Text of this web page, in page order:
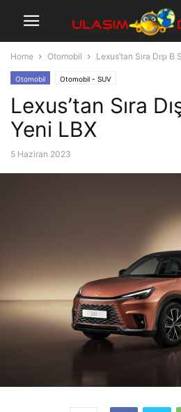
Home Otomobil Lexus’tan Sıra Dışı B
Otomobil Otomobil - SUV
Lexus’tan Sıra
Yeni LBX
5 Haziran 2023